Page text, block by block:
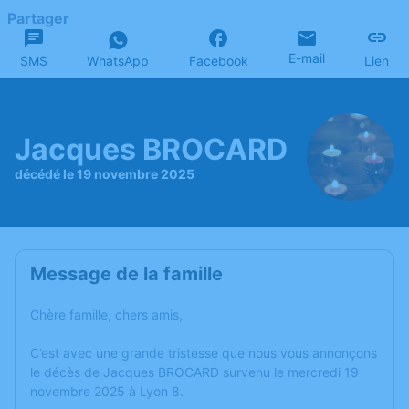
Partager
SMS WhatsApp Facebook E-mail Lien
Jacques BROCARD
décédé le 19 novembre 2025
Message de la famille
Chère famille, chers amis,
C’est avec une grande tristesse que nous vous annonçons
le décès de Jacques BROCARD survenu le mercredi 19
novembre 2025 à Lyon 8.